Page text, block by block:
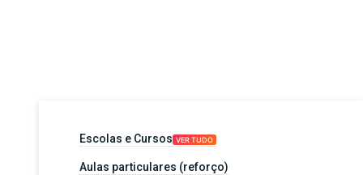
Escolas e Cursos VER TUDO
Aulas particulares (reforço)